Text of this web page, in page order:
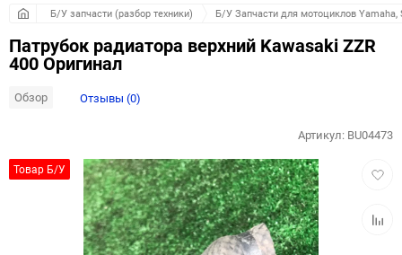
Б/У запчасти (разбор техники) Б/У Запчасти для мотоциклов Yamaha,
Патрубок радиатора верхний Kawasaki ZZR
400 Оригинал
Обзор Отзывы (0)
Товар Б/У
Артикул: BU04473